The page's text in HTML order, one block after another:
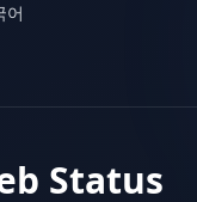
어
Status